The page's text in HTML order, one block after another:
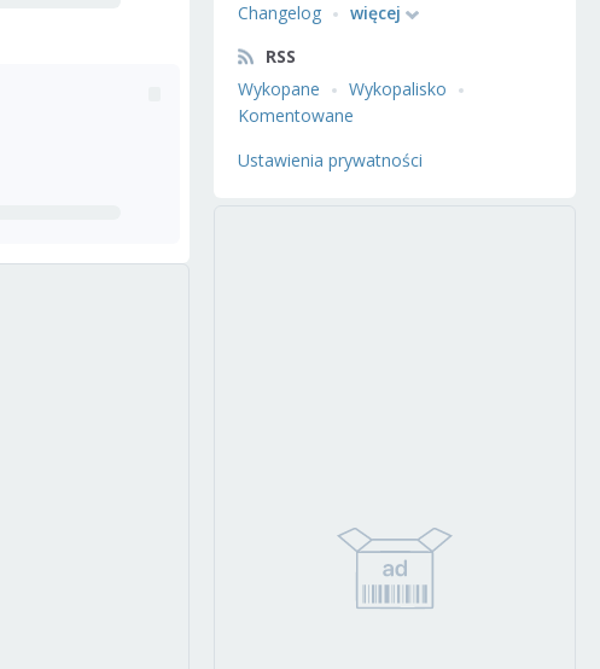
Changelog
więcej
RSS
Wykopane
Wykopalisko
Komentowane
Ustawienia prywatności